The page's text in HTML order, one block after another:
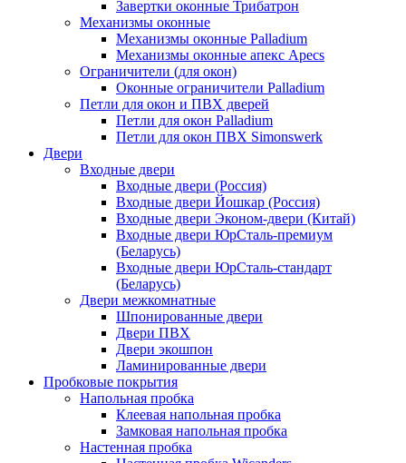
Завертки оконные Трибатрон
Механизмы оконные
Механизмы оконные Palladium
Механизмы оконные апекс Apecs
Ограничители (для окон)
Оконные ограничители Palladium
Петли для окон и ПВХ дверей
Петли для окон Palladium
Петли для окон ПВХ Simonswerk
Двери
Входные двери
Входные двери (Россия)
Входные двери Йошкар (Россия)
Входные двери Эконом-двери (Китай)
Входные двери ЮрСталь-премиум
(Беларусь)
Входные двери ЮрСталь-стандарт
(Беларусь)
Двери межкомнатные
Шпонированные двери
Двери ПВХ
Двери экошпон
Ламинированные двери
Пробковые покрытия
Напольная пробка
Клеевая напольная пробка
Замковая напольная пробка
Настенная пробка